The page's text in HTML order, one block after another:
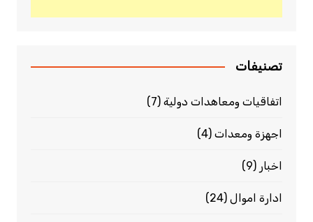
تصنيفات
اتفاقيات ومعاهدات دولية(7)
اجهزة ومعدات(4)
اخبار (9)
ادارة اموال(24)